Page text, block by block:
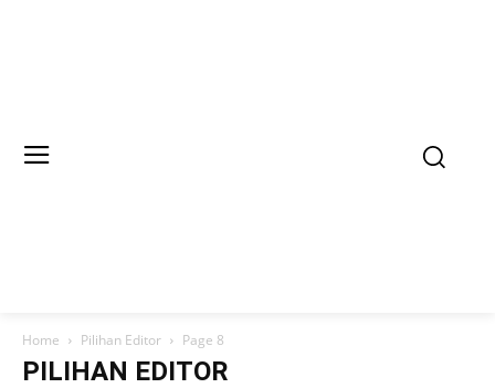
Home Pilihan Editor Page 8
PILIHAN EDITOR